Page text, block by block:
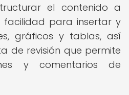
el contenido a
facilidad para insertar y
gráficos y tablas, así
de revisión que permite
y comentarios de